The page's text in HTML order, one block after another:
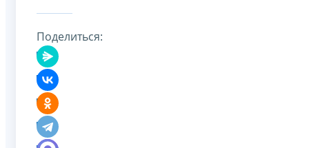
Поделиться: